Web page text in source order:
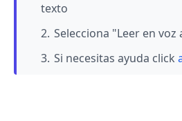
texto
Selecciona "Leer en voz
Si necesitas ayuda click